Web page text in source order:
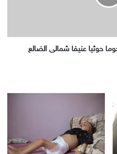
حوثيا عنيفا شمالي الضالع